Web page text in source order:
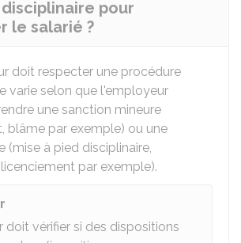
pour
le salarié ?
doit respecter une procédure
varie selon que l'employeur
une sanction mineure
blâme par exemple) ou une
(mise à pied disciplinaire,
par exemple).
doit vérifier si des dispositions